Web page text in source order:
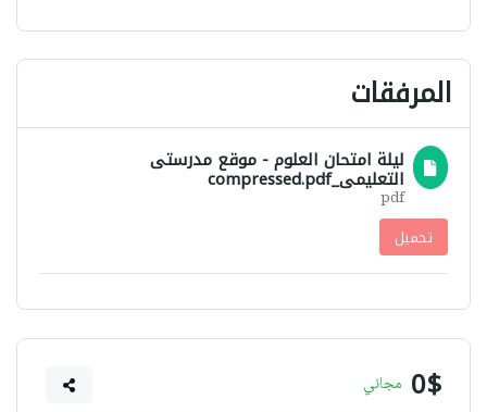
المرفقات
ليلة امتحان العلوم - موقع مدرستى
التعليمى_compressed.pdf
pdf
تحميل
0$ مجاني